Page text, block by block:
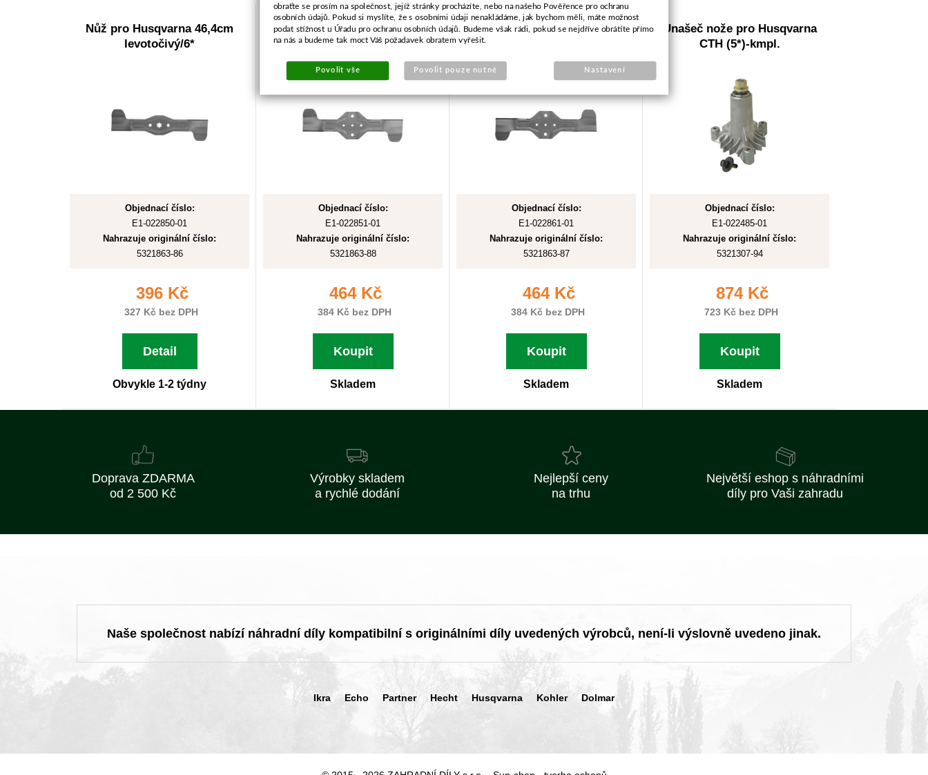
Nůž pro Husqvarna 46,4cm
levotočivý/6*
Objednací číslo:
E1-022850-01
Nahrazuje originální číslo:
5321863-86
396 Kč
327 Kč bez DPH
Detail
Obvykle 1-2 týdny
Nůž pro Husqvarna 46,4cm
levotoč./kříž
Objednací číslo:
E1-022851-01
Nahrazuje originální číslo:
5321863-88
464 Kč
384 Kč bez DPH
Koupit
Skladem
Nůž pro Husqvarna 46,4cm
Objednací číslo:
E1-022861-01
Nahrazuje originální číslo:
5321863-87
464 Kč
384 Kč bez DPH
Koupit
Skladem
Unašeč nože pro Husqvarna
CTH (5*)-kmpl.
Objednací číslo:
E1-022485-01
Nahrazuje originální číslo:
5321307-94
874 Kč
723 Kč bez DPH
Koupit
Skladem
Doprava ZDARMA
od 2 500 Kč
Výrobky skladem
a rychlé dodání
Nejlepší ceny
na trhu
Největší eshop s náhradními
díly pro Vaši zahradu
Naše společnost nabízí náhradní díly kompatibilní s originálními díly uvedených výrobců, není-li výslovně uvedeno jinak.
Ikra Echo Partner Hecht Husqvarna Kohler Dolmar
obraťte se prosím na společnost, jejíž stránky procházíte, nebo na našeho Pověřence pro ochranu
osobních údajů. Pokud si myslíte, že s osobními údaji nenakládáme, jak bychom měli, máte možnost
podat stížnost u Úřadu pro ochranu osobních údajů. Budeme však rádi, pokud se nejdříve obrátíte přímo
na nás a budeme tak moct Váš požadavek obratem vyřešit.
Povolit vše Povolit pouze nutné Nastavení